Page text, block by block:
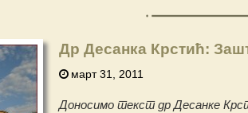
Др Десанка Крстић:
март 31, 2011
Доносимо текст др Десанке